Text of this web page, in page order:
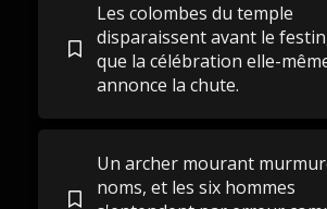
Les colombes du temple
disparaissent avant le
que la célébration elle-
annonce la chute.
Un archer mourant
noms, et les six hommes